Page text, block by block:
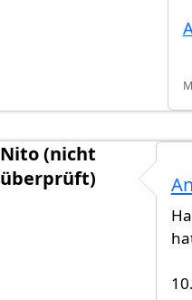
Nito (nicht
überprüft)